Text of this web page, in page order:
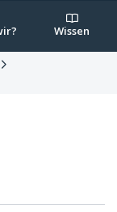
Wissen